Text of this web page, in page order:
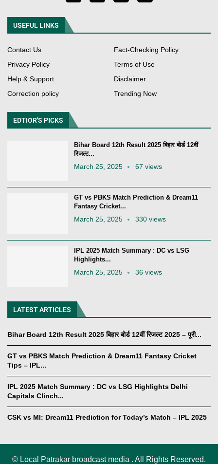
USEFUL LINKS
Contact Us
Fact-Checking Policy
Privacy Policy
Terms of Use
Help & Support
Disclaimer
Correction policy
Trending Now
EDTIOR'S PICKS
Bihar Board 12th Result 2025 बिहार बोर्ड 12वीं
रिजल्ट...
March 25, 2025 67 views
GT vs PBKS Match Prediction & Dream11
Fantasy Cricket...
March 25, 2025 330 views
IPL 2025 Match Summary : DC vs LSG
Highlights...
March 25, 2025 36 views
LATEST ARTICLES
Bihar Board 12th Result 2025 बिहार बोर्ड 12वीं रिजल्ट 2025 – पूरी...
GT vs PBKS Match Prediction & Dream11 Fantasy Cricket
Tips – IPL...
IPL 2025 Match Summary : DC vs LSG Highlights Delhi
Capitals Clinch...
CSK vs MI: Dream11 Prediction for Today’s Match – IPL 2025
© Local Patrakar broadcast media . All Rights Reserved.